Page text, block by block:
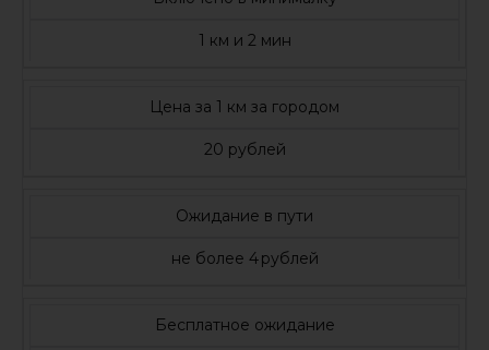
1 км и 2 мин
Цена за 1 км за городом
20 рублей
Ожидание в пути
не более 4 рублей
Бесплатное ожидание